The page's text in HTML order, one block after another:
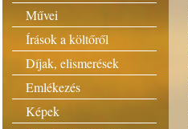
Művei
Írások a költőről
Díjak, elismerések
Emlékezés
Képek